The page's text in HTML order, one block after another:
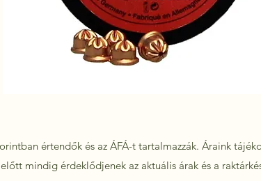
értendők és az ÁFÁ-t tartalmazzák. Áraink
mindig érdeklődjenek az aktuális árak és a